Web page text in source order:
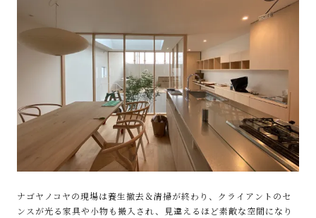
ナゴヤノコヤの現場は養生撤去＆清掃が終わり、クライアントのセ
ンスが光る家具や小物も搬入され、見違えるほど素敵な空間になり